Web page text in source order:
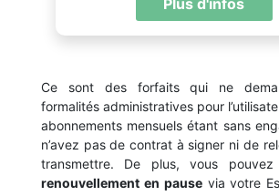
Plus d'infos
Ce sont des forfaits qui ne
formalités administratives pour
abonnements mensuels étant sans
n’avez pas de contrat à signer ni de
transmettre. De plus, vous pouvez
renouvellement en pausevia votre